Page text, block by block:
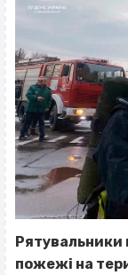
Рятувальники
пожежі на